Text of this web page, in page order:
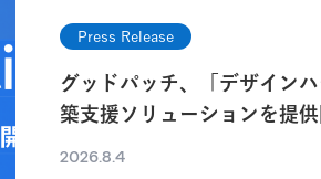
Press Release
グッドパッチ、「デザイン
築支援ソリューションを提
2026.8.4